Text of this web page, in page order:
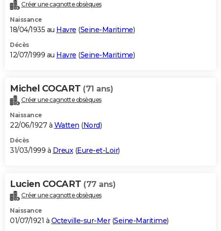
Créer une cagnotte obsèques
Naissance
18/04/1935 au Havre (Seine-Maritime)
Décès
12/07/1999 au Havre (Seine-Maritime)
Michel COCART (71 ans)
Créer une cagnotte obsèques
Naissance
22/06/1927 à Watten (Nord)
Décès
31/03/1999 à Dreux(Eure-et-Loir)
Lucien COCART (77 ans)
Créer une cagnotte obsèques
Naissance
01/07/1921 à Octeville-sur-Mer(Seine-Maritime)